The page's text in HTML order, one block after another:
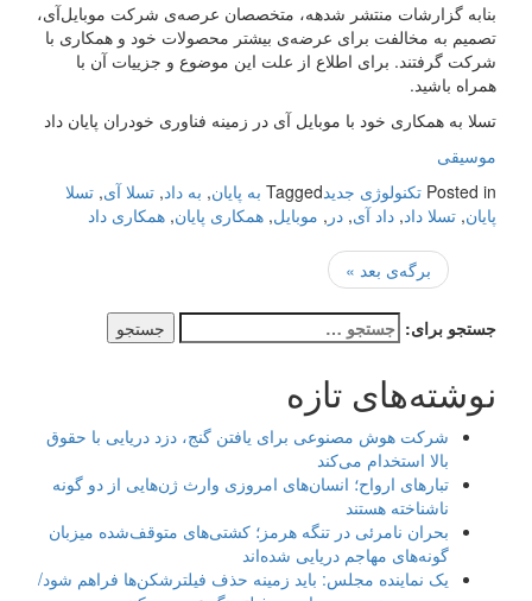
بنابه گزارشات منتشر شدهه، متخصصان عرصه‌ی شرکت موبایل‌آی،
تصمیم به مخالفت برای عرضه‌ی بیشتر محصولات خود و همکاری با
شرکت گرفتند. برای اطلاع از علت این موضوع و جزییات آن با
همراه باشید.
تسلا به همکاری خود با موبایل آی در زمینه فناوری خودران پایان داد
موسیقی
Posted in تکنولوژی جدیدTagged به پایان, به داد, تسلا آی, تسلا
پایان, تسلا داد, داد آی, در , موبایل, همکاری پایان, همکاری داد
برگه‌ی بعد »
جستجو برای:
نوشته‌های تازه
شرکت هوش مصنوعی برای یافتن گنج، دزد دریایی با حقوق
بالا استخدام می‌کند
تبارهای ارواح؛ انسان‌های امروزی وارث ژن‌هایی از دو گونه
ناشناخته هستند
بحران نامرئی در تنگه هرمز؛ کشتی‌های متوقف‌شده میزبان
گونه‌های مهاجم دریایی شده‌اند
یک نماینده مجلس: باید زمینه حذف فیلترشکن‌ها فراهم شود/